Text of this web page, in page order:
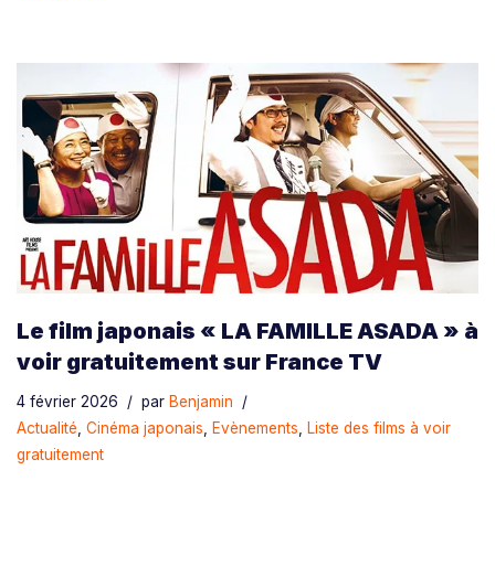
Le film japonais « LA FAMILLE ASADA » à
voir gratuitement sur France TV
4 février 2026 par Benjamin
Actualité, Cinéma japonais, Evènements, Liste des films à voir
gratuitement